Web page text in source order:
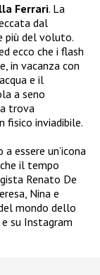
Ferrari. La
dal
più del voluto.
ecco che i flash
in vacanza con
e il
a seno
trova
fisico inviadibile.
essere un’icona
il tempo
Renato De
Nina e
mondo dello
su Instagram